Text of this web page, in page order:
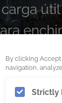
TLC™
DOWNLOAD DO
By clicking
navigation,
Strictly